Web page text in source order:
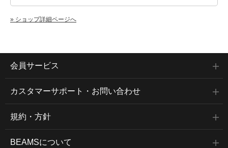
» ショップ詳細ページへ
会員サービス
カスタマーサポート・お問い合わせ
規約・方針
BEAMSについて